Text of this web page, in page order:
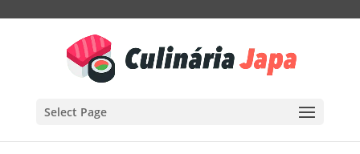
Select Page